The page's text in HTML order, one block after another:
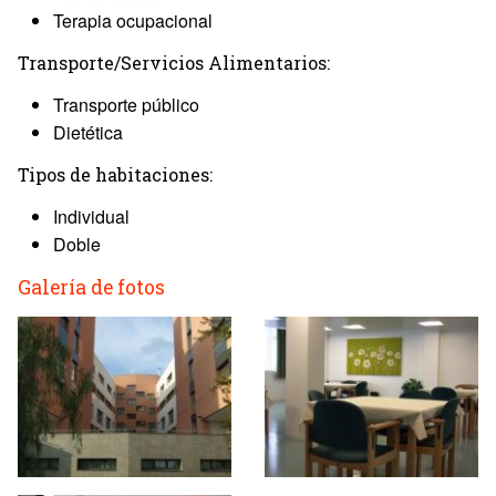
Terapia ocupacional
Transporte/Servicios Alimentarios:
Transporte público
Dietética
Tipos de habitaciones:
Individual
Doble
Galería de fotos